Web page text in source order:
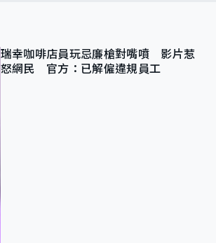
瑞幸咖啡店員玩忌廉槍對嘴噴 影片惹
怒網民 官方：已解僱違規員工